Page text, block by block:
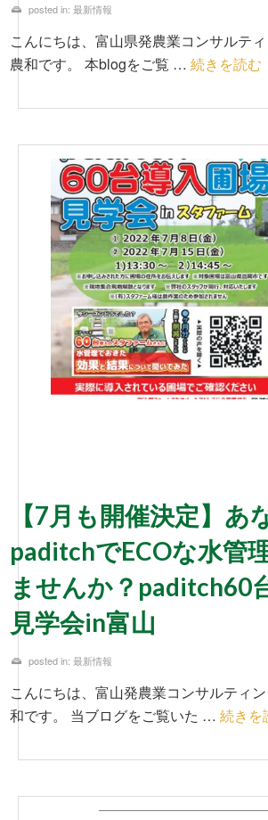
posted in: 最新情報
こんにちは、富山県発農業コンサルテ
農和です。 本blogをご覧 … 続きを読む
【7月も開催決定】あ
paditchでECOな水管
ませんか？paditch60
見学会in富山
posted in: 最新情報
こんにちは、富山発農業コンサルティ
和です。 当ブログをご覧いた … 続きを